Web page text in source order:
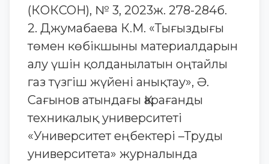
(КОКСОН), № 3, 2023ж. 278-284б.
2. Джумабаева К.М. «Тығыздығы
төмен көбікшыны материалдарын
алу үшін қолданылатын оңтайлы
газ түзгіш жүйені анықтау», Ә.
Сағынов атындағы Қарағанды
техникалық университеті
«Университет еңбектері –Труды
университета» журналында